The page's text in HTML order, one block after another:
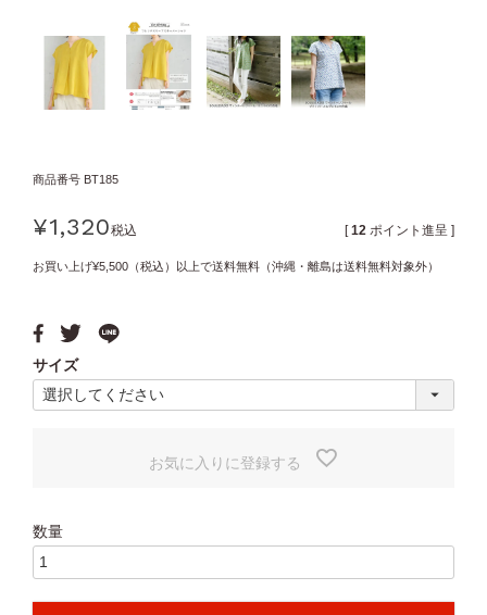
商品番号 BT185
¥1,320税込 [ 12 ポイント進呈 ]
お買い上げ¥5,500（税込）以上で送料無料（沖縄・離島は送料無料対象外）
サイズ
お気に入りに登録する